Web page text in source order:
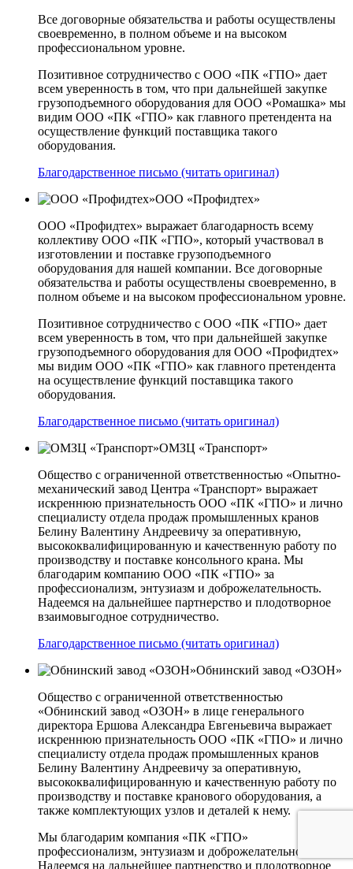
Все договорные обязательства и работы осуществлены
своевременно, в полном объеме и на высоком
профессиональном уровне.
Позитивное сотрудничество с ООО «ПК «ГПО» дает
всем уверенность в том, что при дальнейшей закупке
грузоподъемного оборудования для ООО «Ромашка» мы
видим ООО «ПК «ГПО» как главного претендента на
осуществление функций поставщика такого
оборудования.
Благодарственное письмо (читать оригинал)
ООО «Профидтех»
ООО «Профидтех» выражает благодарность всему
коллективу ООО «ПК «ГПО», который участвовал в
изготовлении и поставке грузоподъемного
оборудования для нашей компании. Все договорные
обязательства и работы осуществлены своевременно, в
полном объеме и на высоком профессиональном уровне.
Позитивное сотрудничество с ООО «ПК «ГПО» дает
всем уверенность в том, что при дальнейшей закупке
грузоподъемного оборудования для ООО «Профидтех»
мы видим ООО «ПК «ГПО» как главного претендента
на осуществление функций поставщика такого
оборудования.
Благодарственное письмо (читать оригинал)
ОМЗЦ «Транспорт»
Общество с ограниченной ответственностью «Опытно-
механический завод Центра «Транспорт» выражает
искреннюю признательность ООО «ПК «ГПО» и лично
специалисту отдела продаж промышленных кранов
Белину Валентину Андреевичу за оперативную,
высококвалифицированную и качественную работу по
производству и поставке консольного крана. Мы
благодарим компанию ООО «ПК «ГПО» за
профессионализм, энтузиазм и доброжелательность.
Надеемся на дальнейшее партнерство и плодотворное
взаимовыгодное сотрудничество.
Благодарственное письмо (читать оригинал)
Обнинский завод «ОЗОН»
Общество с ограниченной ответственностью
«Обнинский завод «ОЗОН» в лице генерального
директора Ершова Александра Евгеньевича выражает
искреннюю признательность ООО «ПК «ГПО» и лично
специалисту отдела продаж промышленных кранов
Белину Валентину Андреевичу за оперативную,
высококвалифицированную и качественную работу по
производству и поставке кранового оборудования, а
также комплектующих узлов и деталей к нему.
Мы благодарим компания «ПК «ГПО»
профессионализм, энтузиазм и доброжелательность.
Надеемся на дальнейшее партнерство и плодотворное